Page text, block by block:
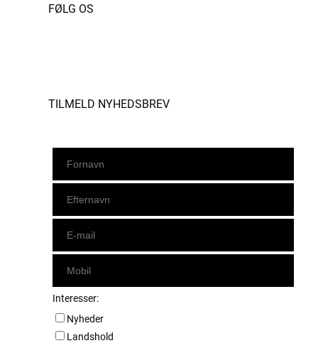
FØLG OS
TILMELD NYHEDSBREV
Interesser:
Nyheder
Landshold